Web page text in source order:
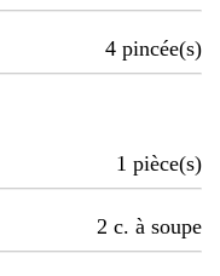
4 pincée(s)
1 pièce(s)
2 c. à soupe